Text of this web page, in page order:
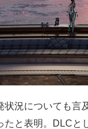
状況についても言
たと表明。DLCと